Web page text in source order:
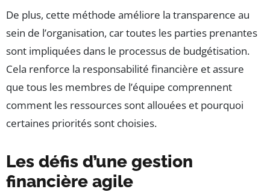
De plus, cette méthode améliore la transparence au
sein de l’organisation, car toutes les parties prenantes
sont impliquées dans le processus de budgétisation.
Cela renforce la responsabilité financière et assure
que tous les membres de l’équipe comprennent
comment les ressources sont allouées et pourquoi
certaines priorités sont choisies.
Les défis d’une gestion
financière agile